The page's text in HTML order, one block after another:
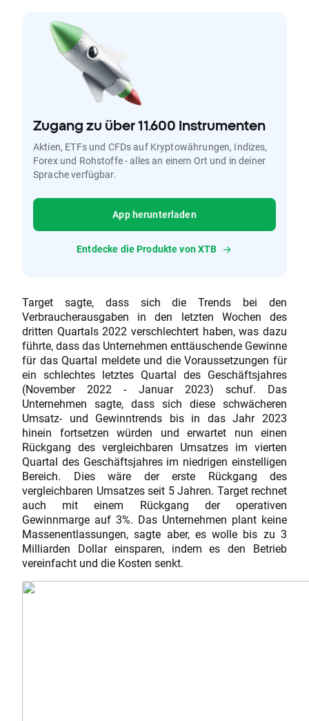
Zugang zu über 11.600 Instrumenten
Aktien, ETFs und CFDs auf Kryptowährungen, Indizes,
Forex und Rohstoffe - alles an einem Ort und in deiner
Sprache verfügbar.
App herunterladen
Entdecke die Produkte von XTB
Target sagte, dass sich die Trends bei den
Verbraucherausgaben in den letzten Wochen des
dritten Quartals 2022 verschlechtert haben, was dazu
führte, dass das Unternehmen enttäuschende Gewinne
für das Quartal meldete und die Voraussetzungen für
ein schlechtes letztes Quartal des Geschäftsjahres
(November 2022 - Januar 2023) schuf. Das
Unternehmen sagte, dass sich diese schwächeren
Umsatz- und Gewinntrends bis in das Jahr 2023
hinein fortsetzen würden und erwartet nun einen
Rückgang des vergleichbaren Umsatzes im vierten
Quartal des Geschäftsjahres im niedrigen einstelligen
Bereich. Dies wäre der erste Rückgang des
vergleichbaren Umsatzes seit 5 Jahren. Target rechnet
auch mit einem Rückgang der operativen
Gewinnmarge auf 3%. Das Unternehmen plant keine
Massenentlassungen, sagte aber, es wolle bis zu 3
Milliarden Dollar einsparen, indem es den Betrieb
vereinfacht und die Kosten senkt.